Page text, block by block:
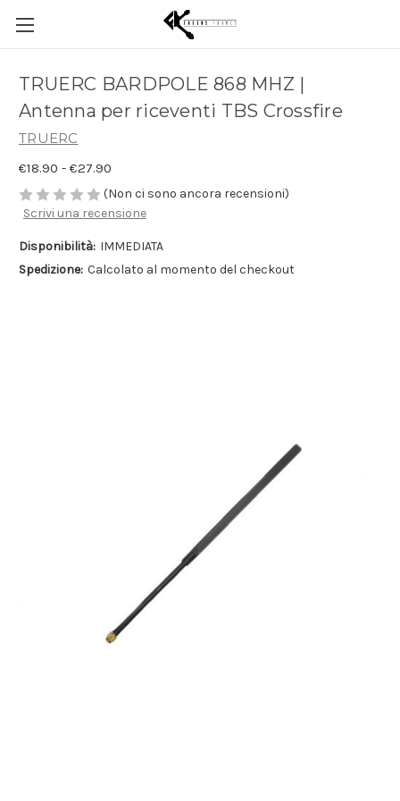
TRUERC BARDPOLE 868 MHZ |
Antenna per riceventi TBS Crossfire
TRUERC
€18.90 - €27.90
(Non ci sono ancora recensioni)
Scrivi una recensione
Disponibilità: IMMEDIATA
Spedizione: Calcolato al momento del checkout